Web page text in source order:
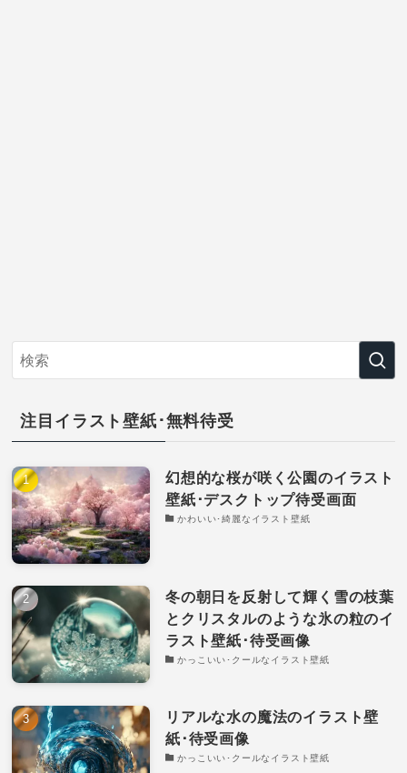
注目イラスト壁紙･無料待受
幻想的な桜が咲く公園のイラスト
壁紙･デスクトップ待受画面
かわいい･綺麗なイラスト壁紙
冬の朝日を反射して輝く雪の枝葉
とクリスタルのような氷の粒のイ
ラスト壁紙･待受画像
かっこいい･クールなイラスト壁紙
リアルな水の魔法のイラスト壁
紙･待受画像
かっこいい･クールなイラスト壁紙